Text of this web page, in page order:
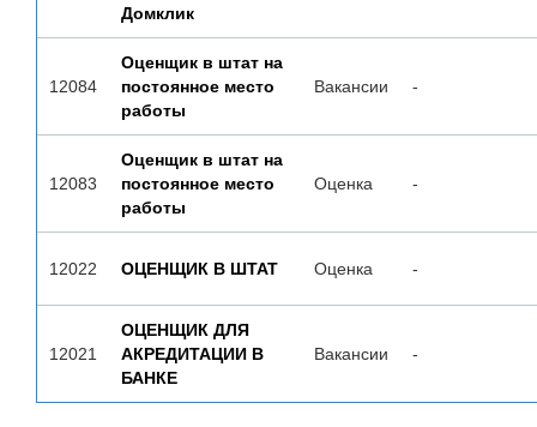
Домклик
12084
Оценщик в штат на
постоянное место
работы
Вакансии -
12083
Оценщик в штат на
постоянное место
работы
Оценка -
12022 ОЦЕНЩИК В ШТАТ Оценка -
12021
ОЦЕНЩИК ДЛЯ
АКРЕДИТАЦИИ В
БАНКЕ
Вакансии -